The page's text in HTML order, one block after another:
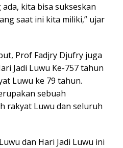
kita bisa sukseskan
saat ini kita miliki,” ujar
Prof Fadjry Djufry juga
Jadi Luwu Ke-757 tahun
Luwu ke 79 tahun.
sebuah
rakyat Luwu dan seluruh
dan Hari Jadi Luwu ini